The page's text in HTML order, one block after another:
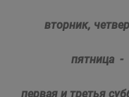
вторник,
пятница -
первая и третья